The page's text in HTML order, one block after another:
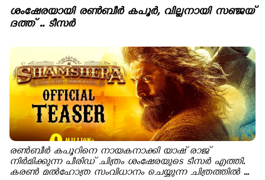
ശംഷേരയായി രൺബീർ കപൂർ, വില്ലനായി സഞ്ജയ്
ദത്ത് .. ടീസർ
രൺബീര്‍ കപൂറിനെ നായകനാക്കി യാഷ് രാജ്
നിർമിക്കുന്ന പീരിഡ് ചിത്രം ശംഷേരയുടെ ടീസർ എത്തി.
കരൺ മൽഹോത്ര സംവിധാനം ചെയ്യുന്ന ചിത്രത്തിൽ ...